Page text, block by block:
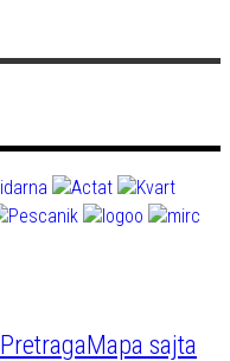
PretragaMapa sajta